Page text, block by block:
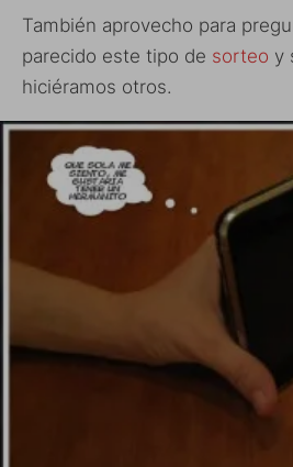
También aprovecho para
parecido este tipo de sorteo y
hiciéramos otros.